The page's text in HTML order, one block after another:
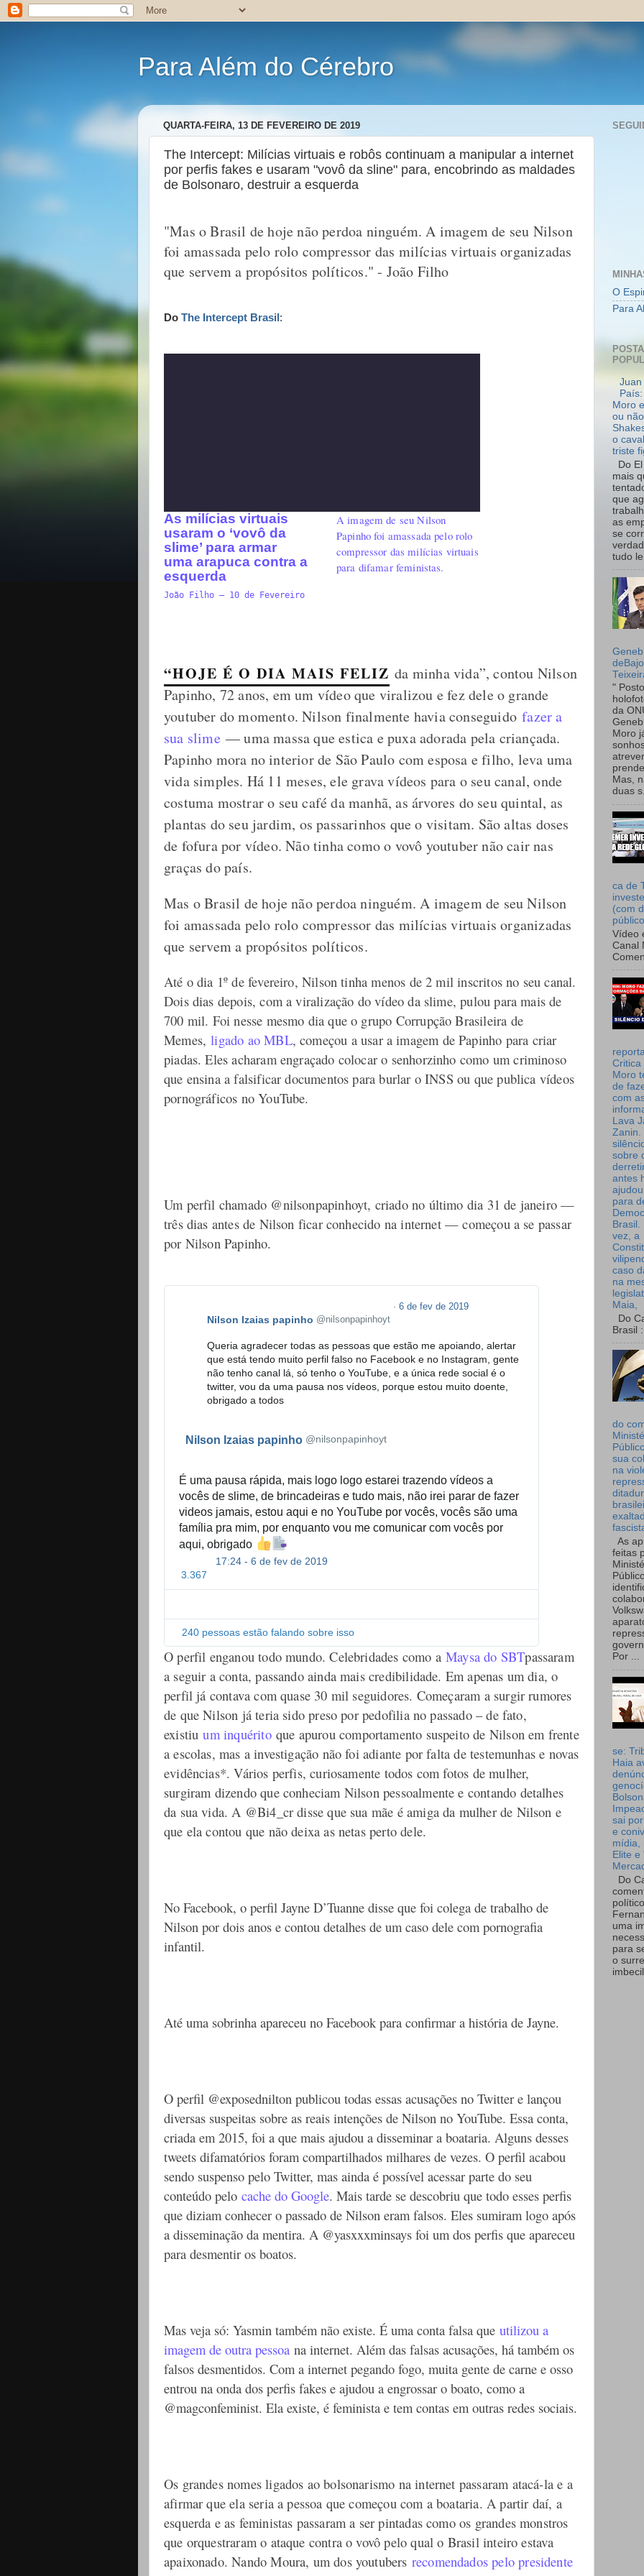
Para Além do Cérebro
QUARTA-FEIRA, 13 DE FEVEREIRO DE 2019
The Intercept: Milícias virtuais e robôs continuam a manipular a internet
por perfis fakes e usaram "vovô da sline" para, encobrindo as maldades
de Bolsonaro, destruir a esquerda
"Mas o Brasil de hoje não perdoa ninguém. A imagem de seu Nilson
foi amassada pelo rolo compressor das milícias virtuais organizadas
que servem a propósitos políticos." - João Filho
Do The Intercept Brasil :
As milícias virtuais
usaram o ‘vovô da
slime’ para armar
uma arapuca contra a
esquerda
João Filho — 10 de Fevereiro
A imagem de seu Nilson
Papinho foi amassada pelo rolo
compressor das milícias virtuais
para difamar feministas.
“HOJE É O DIA MAIS FELIZ da minha vida”, contou Nilson
Papinho, 72 anos, em um vídeo que viralizou e fez dele o grande
youtuber do momento. Nilson finalmente havia conseguidofazer a
sua slime — uma massa que estica e puxa adorada pela criançada.
Papinho mora no interior de São Paulo com esposa e filho, leva uma
vida simples. Há 11 meses, ele grava vídeos para o seu canal, onde
costuma mostrar o seu café da manhã, as árvores do seu quintal, as
plantas do seu jardim, os passarinhos que o visitam. São altas doses
de fofura por vídeo. Não tinha como o vovô youtuber não cair nas
graças do país.
Mas o Brasil de hoje não perdoa ninguém. A imagem de seu Nilson
foi amassada pelo rolo compressor das milícias virtuais organizadas
que servem a propósitos políticos.
Até o dia 1º de fevereiro, Nilson tinha menos de 2 mil inscritos no seu canal.
Dois dias depois, com a viralização do vídeo da slime, pulou para mais de
700 mil. Foi nesse mesmo dia que o grupo Corrupção Brasileira de
Memes,ligado ao MBL, começou a usar a imagem de Papinho para criar
piadas. Eles acharam engraçado colocar o senhorzinho como um criminoso
que ensina a falsificar documentos para burlar o INSS ou que publica vídeos
pornográficos no YouTube.
Um perfil chamado @nilsonpapinhoyt, criado no último dia 31 de janeiro —
três dias antes de Nilson ficar conhecido na internet — começou a se passar
por Nilson Papinho.
Nilson Izaias papinho @nilsonpapinhoyt
· 6 de fev de 2019
Queria agradecer todas as pessoas que estão me apoiando, alertar
que está tendo muito perfil falso no Facebook e no Instagram, gente
não tenho canal lá, só tenho o YouTube, e a única rede social é o
twitter, vou da uma pausa nos vídeos, porque estou muito doente,
obrigado a todos
Nilson Izaias papinho @nilsonpapinhoyt
É uma pausa rápida, mais logo logo estarei trazendo vídeos a
vocês de slime, de brincadeiras e tudo mais, não irei parar de fazer
videos jamais, estou aqui e no YouTube por vocês, vocês são uma
família pra mim, por enquanto vou me comunicar com vocês por
aqui, obrigado
3.367
17:24 - 6 de fev de 2019
f
r
a
ç
e
s
p
r
i
a
c
i
d
w
i
s
240 pessoas estão falando sobre isso
O perfil enganou todo mundo. Celebridades como aMaysa do SBTpassaram
a seguir a conta, passando ainda mais credibilidade. Em apenas um dia, o
perfil já contava com quase 30 mil seguidores. Começaram a surgir rumores
de que Nilson já teria sido preso por pedofilia no passado – de fato,
existiu um inquéritoque apurou comportamento suspeito de Nilson em frente
a escolas, mas a investigação não foi adiante por falta de testemunhas e novas
evidências*. Vários perfis, curiosamente todos com fotos de mulher,
surgiram dizendo que conheciam Nilson pessoalmente e contando detalhes
da sua vida. A @Bi4_cr disse que sua mãe é amiga da mulher de Nilson e
que ela contou que não deixa as netas perto dele.
No Facebook, o perfil Jayne D’Tuanne disse que foi colega de trabalho de
Nilson por dois anos e contou detalhes de um caso dele com pornografia
infantil.
Até uma sobrinha apareceu no Facebook para confirmar a história de Jayne.
O perfil @exposednilton publicou todas essas acusações no Twitter e lançou
diversas suspeitas sobre as reais intenções de Nilson no YouTube. Essa conta,
criada em 2015, foi a que mais ajudou a disseminar a boataria. Alguns desses
tweets difamatórios foram compartilhados milhares de vezes. O perfil acabou
sendo suspenso pelo Twitter, mas ainda é possível acessar parte do seu
conteúdo pelo cache do Google. Mais tarde se descobriu que todo esses perfis
que diziam conhecer o passado de Nilson eram falsos. Eles sumiram logo após
a disseminação da mentira. A @yasxxxminsays foi um dos perfis que apareceu
para desmentir os boatos.
Mas veja só: Yasmin também não existe. É uma conta falsa que utilizou a
imagem de outra pessoa na internet. Além das falsas acusações, há também os
falsos desmentidos. Com a internet pegando fogo, muita gente de carne e osso
entrou na onda dos perfis fakes e ajudou a engrossar o boato, como a
@magconfeminist. Ela existe, é feminista e tem contas em outras redes sociais.
Os grandes nomes ligados ao bolsonarismo na internet passaram atacá-la e a
afirmar que ela seria a pessoa que começou com a boataria. A partir daí, a
esquerda e as feministas passaram a ser pintadas como os grandes monstros
que orquestraram o ataque contra o vovô pelo qual o Brasil inteiro estava
apaixonado. Nando Moura, um dos youtubers recomendados pelo presidente
O
Para
Juan
Moro
ou
o
triste
Do
mais
que
as
se
tudo
"
da
Moro
Mas,
duas
ca de
(com
Vídeo
Canal
Critica
Moro
de
com
Lava
Zanin.
sobre
antes
para
Brasil.
vez, a
caso
na
Maia,
Do
Brasil :
do
sua
na
As
feitas
Por ...
se:
Haia
sai
e
mídia,
Elite e
Do
uma
para
o